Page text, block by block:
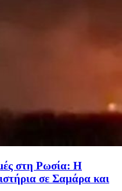
στη Ρωσία: Η
σε Σαμάρα και